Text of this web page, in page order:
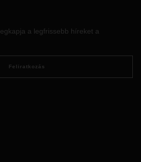
a legfrissebb híreket a
Feliratkozás